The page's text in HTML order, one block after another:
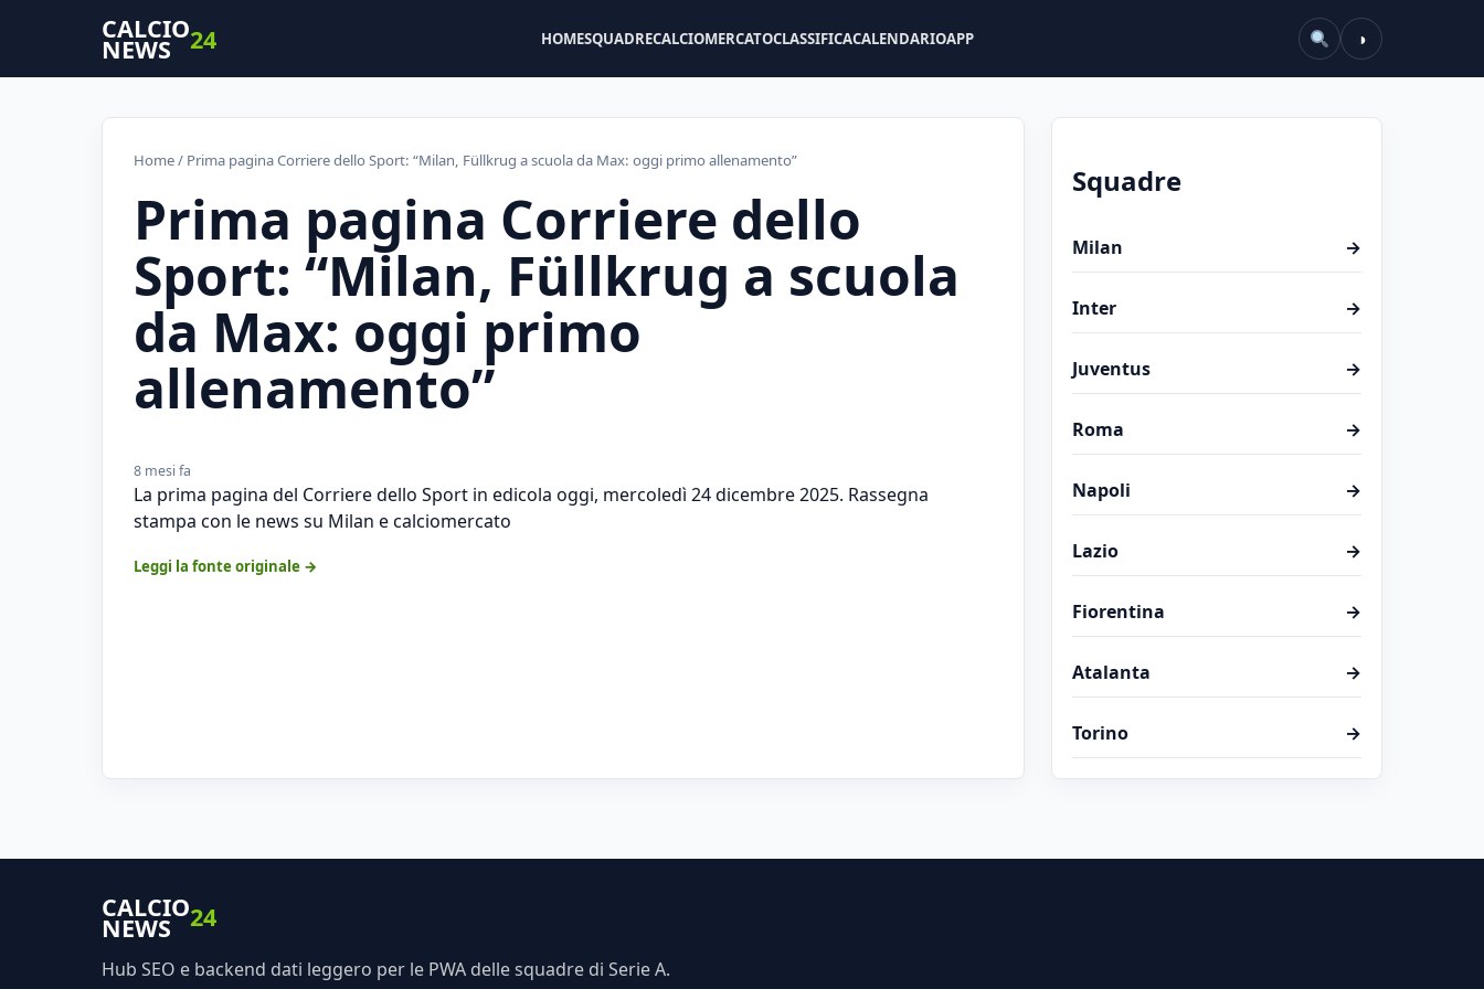
CALCIO
NEWS 24 HOMESQUADRECALCIOMERCATOCLASSIFICACALENDARIOAPP ◑
Home/ Prima pagina Corriere dello Sport: “Milan, Füllkrug a scuola da Max: oggi primo allenamento”
Prima pagina Corriere dello
Sport: “Milan, Füllkrug a scuola
da Max: oggi primo
allenamento”
8 mesi fa
La prima pagina del Corriere dello Sport in edicola oggi, mercoledì 24 dicembre 2025. Rassegna
stampa con le news su Milan e calciomercato
Leggi la fonte originale →
Squadre
Milan →
Inter →
Juventus →
Roma →
Napoli →
Lazio →
Fiorentina →
Atalanta →
Torino →
CALCIO
NEWS 24
Hub SEO e backend dati leggero per le PWA delle squadre di Serie A.